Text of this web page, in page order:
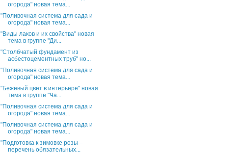
огорода" новая тема...
"Поливочная система для сада и
огорода" новая тема...
"Виды лаков и их свойства" новая
тема в группе "Ди...
"Столбчатый фундамент из
асбестоцементных труб" но...
"Поливочная система для сада и
огорода" новая тема...
"Бежевый цвет в интерьере" новая
тема в группе "Ча...
"Поливочная система для сада и
огорода" новая тема...
"Поливочная система для сада и
огорода" новая тема...
"Подготовка к зимовке розы –
перечень обязательных...